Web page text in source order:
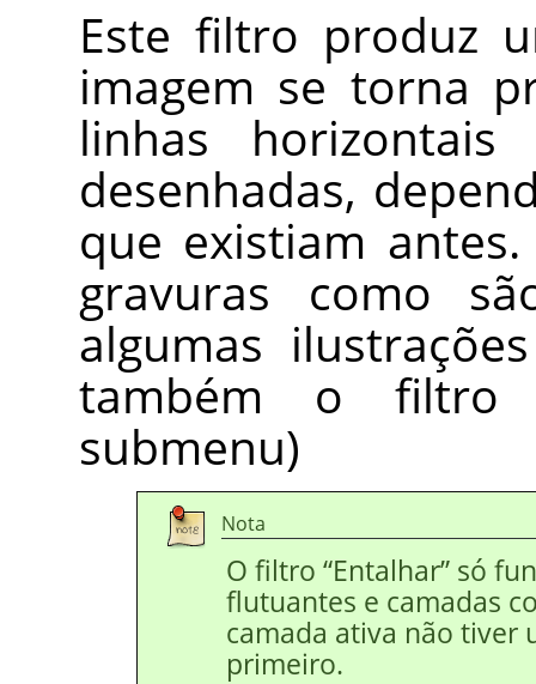
Este filtro produz
imagem se torna
linhas
desenhadas,
que existiam
gravuras como
algumas
também o
submenu)
Nota
O filtro “Entalhar” só
flutuantes e camadas
camada ativa não tiver
primeiro.